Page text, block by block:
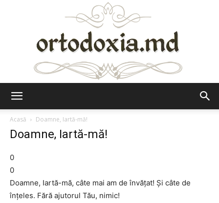
Acasă
Doamne, Iartă-mă!
Doamne, Iartă-mă!
0
0
Doamne, Iartă-mă, câte mai am de învăţat! Şi câte de
înţeles. Fără ajutorul Tău, nimic!